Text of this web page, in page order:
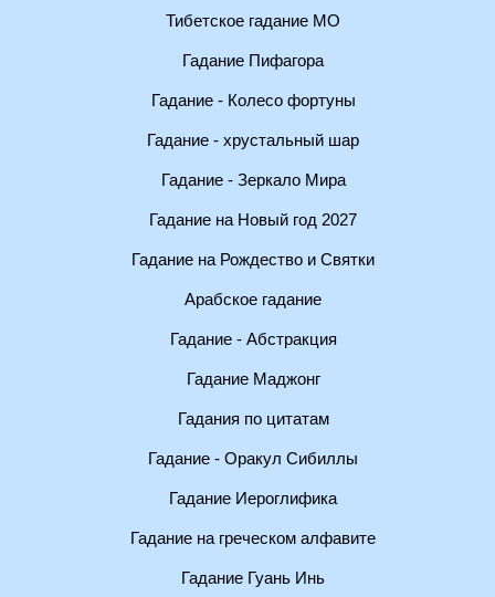
Тибетское гадание МО
Гадание Пифагора
Гадание - Колесо фортуны
Гадание - хрустальный шар
Гадание - Зеркало Мира
Гадание на Новый год 2027
Гадание на Рождество и Святки
Арабское гадание
Гадание - Абстракция
Гадание Маджонг
Гадания по цитатам
Гадание - Оракул Сибиллы
Гадание Иероглифика
Гадание на греческом алфавите
Гадание Гуань Инь